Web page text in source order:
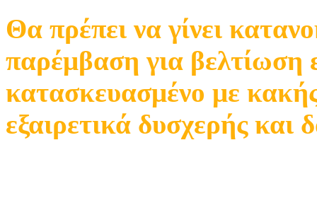
Θα πρέπει να γίνει
παρέμβαση για βελτίωση
κατασκευασμένο με
εξαιρετικά δυσχερής και